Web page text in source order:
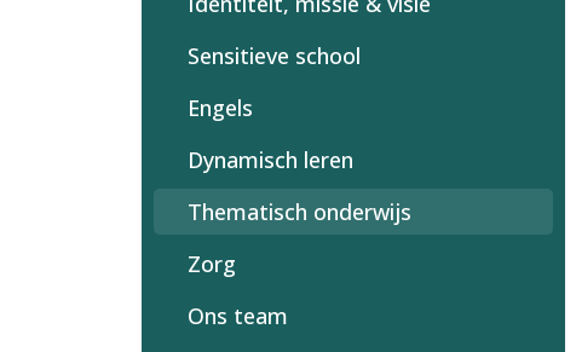
Sensitieve school
Engels
Dynamisch leren
Thematisch onderwijs
Zorg
Ons team